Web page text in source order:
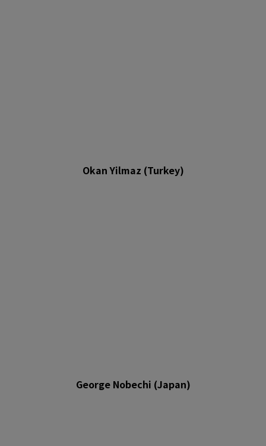
Okan Yilmaz (Turkey)
George Nobechi (Japan)